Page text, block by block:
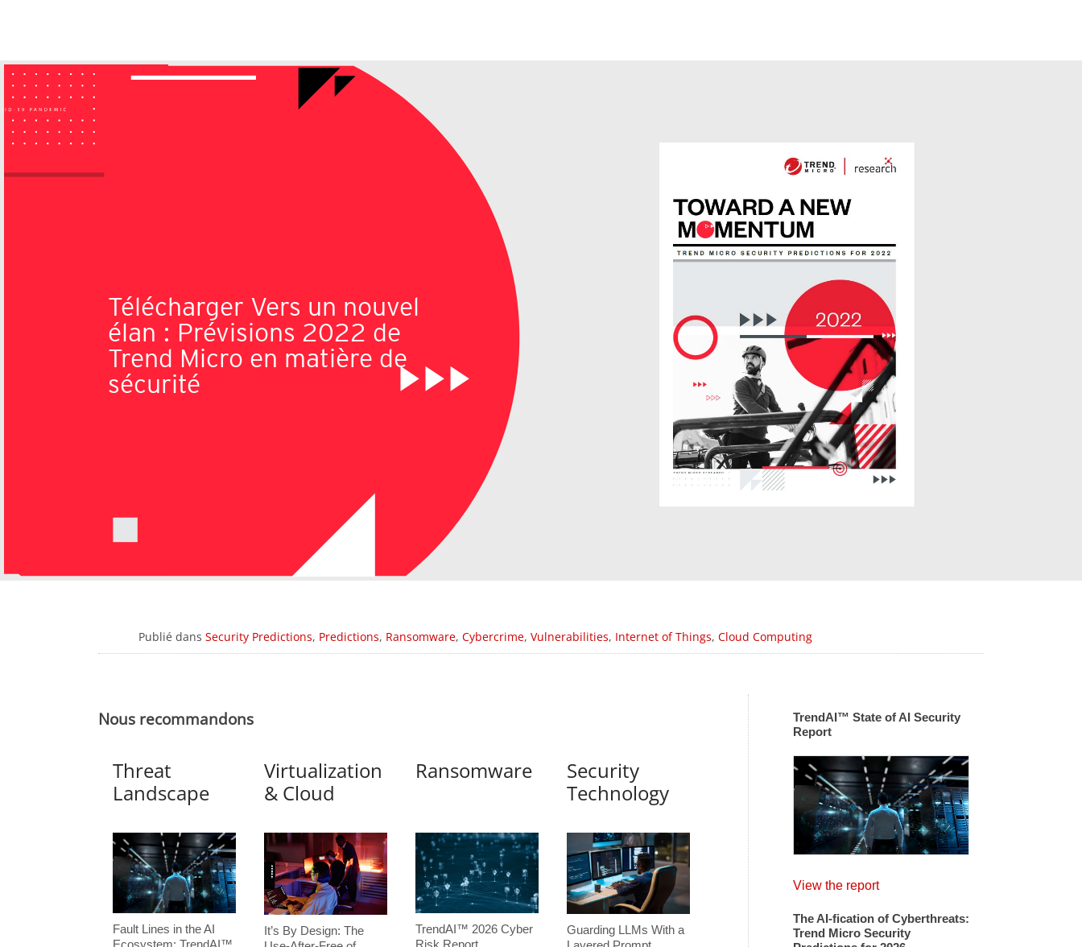
Télécharger Vers un nouvel
élan : Prévisions 2022 de
Trend Micro en matière de
sécurité
Publié dans Security Predictions, Predictions, Ransomware, Cybercrime, Vulnerabilities, Internet of Things, Cloud Computing
Nous recommandons
Threat
Landscape
Virtualization
& Cloud
Ransomware
Security
Technology
Fault Lines in the AI
Ecosystem: TrendAI™
It’s By Design: The
TrendAI™ 2026 Cyber
Risk Report
Guarding LLMs With a
TrendAI™ State of AI Security
Report
View the report
The AI-fication of Cyberthreats:
Trend Micro Security